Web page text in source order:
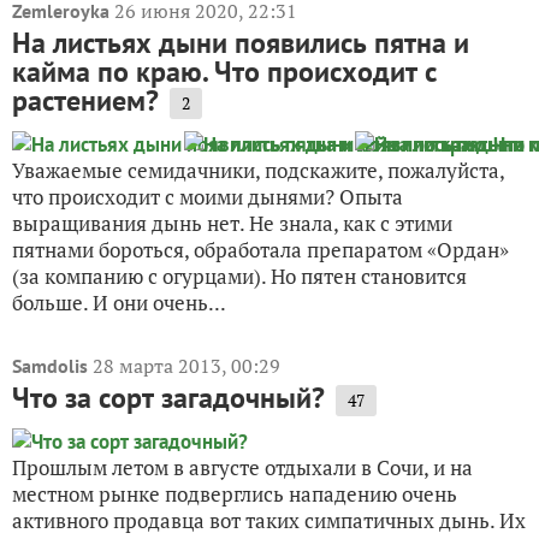
Zemleroyka 26 июня 2020, 22:31
На листьях дыни появились пятна и
кайма по краю. Что происходит с
растением? 2
Уважаемые семидачники, подскажите, пожалуйста,
что происходит с моими дынями? Опыта
выращивания дынь нет. Не знала, как с этими
пятнами бороться, обработала препаратом «Ордан»
(за компанию с огурцами). Но пятен становится
больше. И они очень...
Samdolis 28 марта 2013, 00:29
Что за сорт загадочный? 47
Прошлым летом в августе отдыхали в Сочи, и на
местном рынке подверглись нападению очень
активного продавца вот таких симпатичных дынь. Их